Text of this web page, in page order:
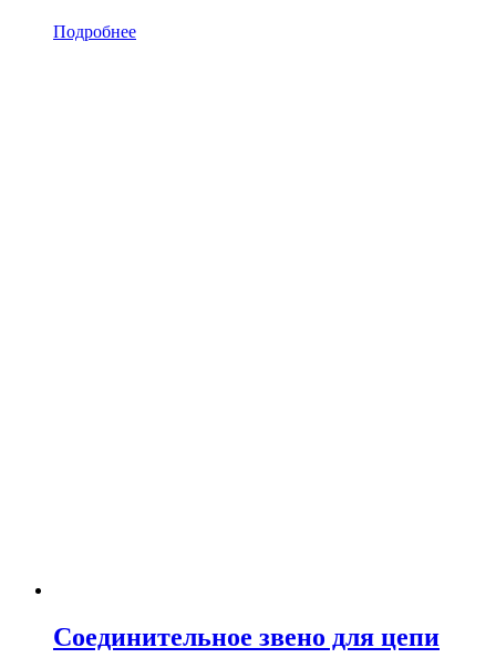
Подробнее
Соединительное звено для цепи